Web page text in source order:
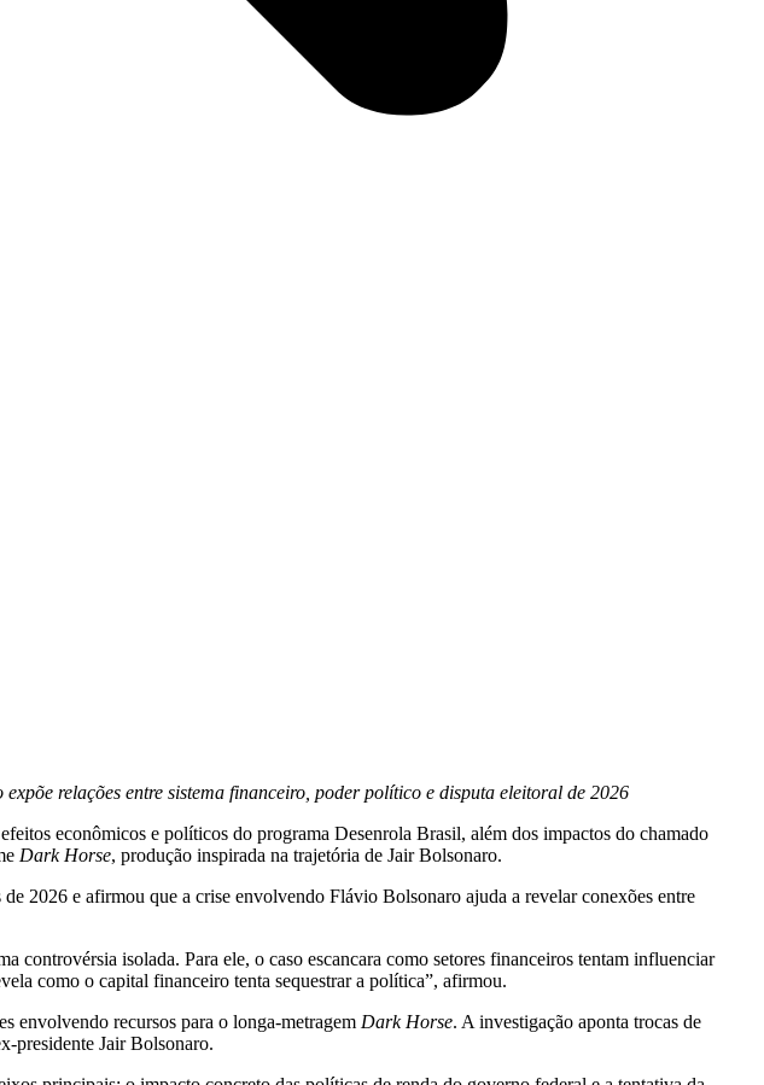
relações entre sistema financeiro, poder político e disputa eleitoral de 2026
econômicos e políticos do programa Desenrola Brasil, além dos impactos do chamado
Dark Horse, produção inspirada na trajetória de Jair Bolsonaro.
2026 e afirmou que a crise envolvendo Flávio Bolsonaro ajuda a revelar conexões entre
controvérsia isolada. Para ele, o caso escancara como setores financeiros tentam influenciar
como o capital financeiro tenta sequestrar a política”, afirmou.
envolvendo recursos para o longa-metragem Dark Horse. A investigação aponta trocas de
presidente Jair Bolsonaro.